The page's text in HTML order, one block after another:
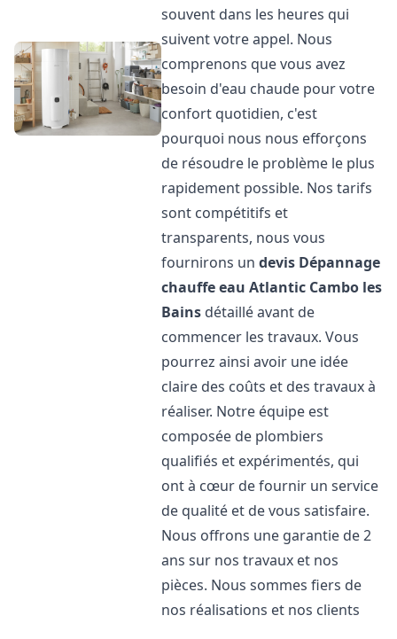
souvent dans les heures qui
suivent votre appel. Nous
comprenons que vous avez
besoin d'eau chaude pour votre
confort quotidien, c'est
pourquoi nous nous efforçons
de résoudre le problème le plus
rapidement possible. Nos tarifs
sont compétitifs et
transparents, nous vous
fournirons undevis Dépannage
chauffe eau Atlantic Cambo les
Bains détaillé avant de
commencer les travaux. Vous
pourrez ainsi avoir une idée
claire des coûts et des travaux à
réaliser. Notre équipe est
composée de plombiers
qualifiés et expérimentés, qui
ont à cœur de fournir un service
de qualité et de vous satisfaire.
Nous offrons une garantie de 2
ans sur nos travaux et nos
pièces. Nous sommes fiers de
nos réalisations et nos clients